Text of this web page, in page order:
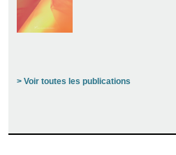
> Voir toutes les publications